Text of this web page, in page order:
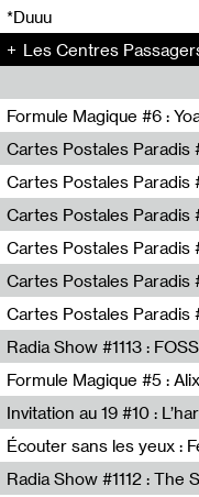
*Duuu
Les Centres Passagers #2 : Les
Formule Magique #6 :
Nathalie Lacroix,Yoann
Cartes Postales Paradis
Zoé Leroux
Cartes Postales Paradis
Aurore Portales
Cartes Postales Paradis
Mathias Dupaquier
Cartes Postales Paradis
Raymond Engramer
Cartes Postales Paradis
Sarah Banville
Cartes Postales Paradis
Mateo Cuin
Wave Farm
Formule Magique #5 :
Nathalie Lacroix
Invitation au 19 #10 :
19, CRAC
Écouter sans les yeux :
Feriel Boushaki
00
00